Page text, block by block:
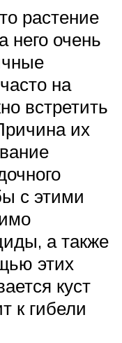
растение
него очень
на
встретить
их
с этими
а также
этих
куст
к гибели